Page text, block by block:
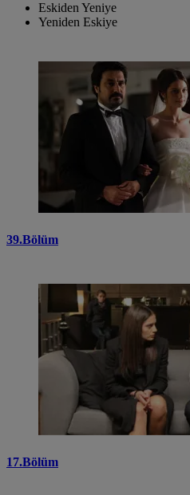
Eskiden Yeniye
Yeniden Eskiye
39.Bölüm
17.Bölüm